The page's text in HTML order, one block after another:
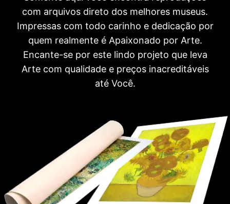
com arquivos direto dos melhores museus.
Impressas com todo carinho e dedicação por
quem realmente é Apaixonado por Arte.
Encante-se por este lindo projeto que leva
Arte com qualidade e preços inacreditáveis
até Você.